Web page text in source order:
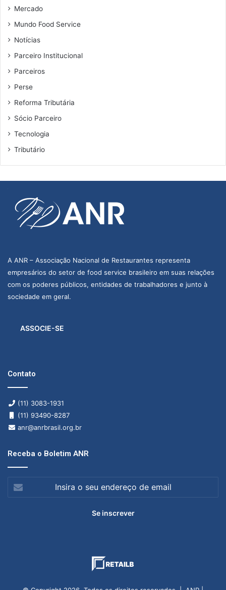
Mercado
Mundo Food Service
Notícias
Parceiro Institucional
Parceiros
Perse
Reforma Tributária
Sócio Parceiro
Tecnologia
Tributário
A ANR – Associação Nacional de Restaurantes representa
empresários do setor de food service brasileiro em suas relações
com os poderes públicos, entidades de trabalhadores e junto à
sociedade em geral.
ASSOCIE-SE
Contato
(11) 3083-1931
(11) 93490-8287
anr@anrbrasil.org.br
Receba o Boletim ANR